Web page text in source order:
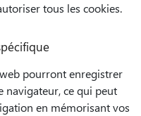
tous les cookies.
pourront enregistrer
navigateur, ce qui peut
en mémorisant vos